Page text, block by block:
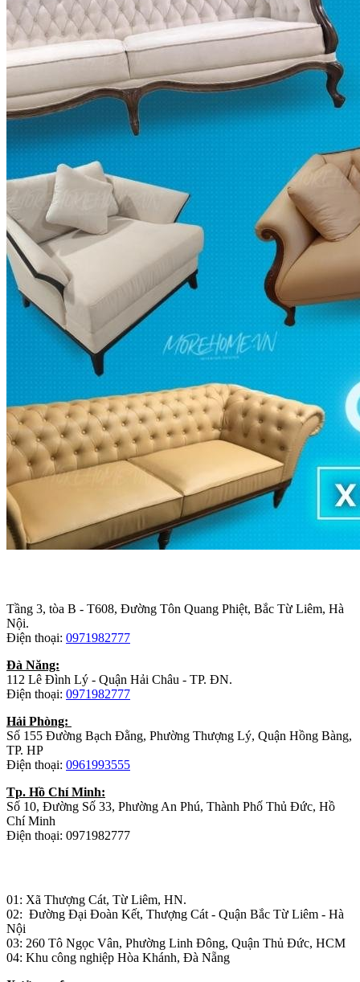
Tầng 3, tòa B - T608, Đường Tôn Quang Phiệt, Bắc Từ Liêm, Hà
Nội.
Điện thoại: 0971982777
Đà Năng:
112 Lê Đình Lý - Quận Hải Châu - TP. ĐN.
Điện thoại: 0971982777
Hải Phòng:
Số 155 Đường Bạch Đằng, Phường Thượng Lý, Quận Hồng Bàng,
TP. HP
Điện thoại: 0961993555
Tp. Hồ Chí Minh:
Số 10, Đường Số 33, Phường An Phú, Thành Phố Thủ Đức, Hồ
Chí Minh
Điện thoại: 0971982777
01: Xã Thượng Cát, Từ Liêm, HN.
02: Đường Đại Đoàn Kết, Thượng Cát - Quận Bắc Từ Liêm - Hà
Nội
03: 260 Tô Ngọc Vân, Phường Linh Đông, Quận Thủ Đức, HCM
04: Khu công nghiệp Hòa Khánh, Đà Nẵng